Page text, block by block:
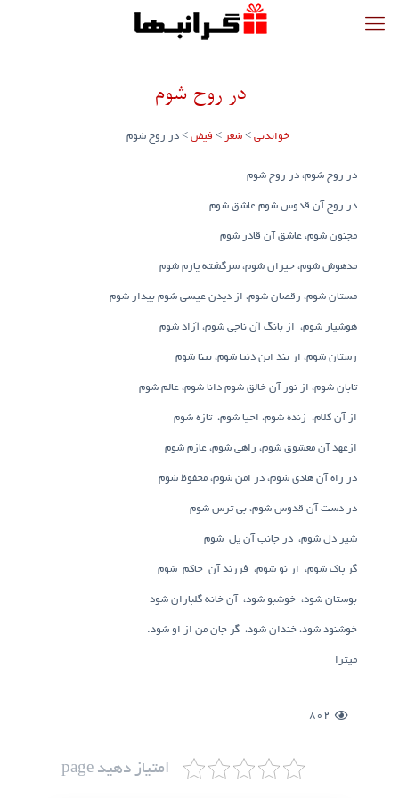
در روح شوم
خواندنی> شعر > فیض> در روح شوم
در روح شوم، در روح شوم
در روح آن قدوس شوم عاشق شوم
مجنون شوم، عاشق آن قادر شوم
مدهوش شوم، حیران شوم، سرگشته یارم شوم
مستان شوم، رقصان شوم، از دیدن عیسی شوم بیدار شوم
هوشیار شوم، از بانگ آن ناجی شوم، آزاد شوم
رستان شوم، از بند این دنیا شوم، بینا شوم
تابان شوم، از نور آن خالق شوم دانا شوم، عالم شوم
از آن کلام، زنده شوم، احیا شوم، تازه شوم
ازعهد آن معشوق شوم، راهی شوم، عازم شوم
در راه آن هادی شوم، در امن شوم، محفوظ شوم
در دست آن قدوس شوم، بی ترس شوم
شیر دل شوم، در جانب آن یل شوم
گر پاک شوم، از نو شوم، فرزند آن حاکم شوم
بوستان شود، خوشبو شود، آن خانه گلباران شود
خوشنود شود، خندان شود، گر جان من از او شود.
میترا
802
امتیاز دهید page